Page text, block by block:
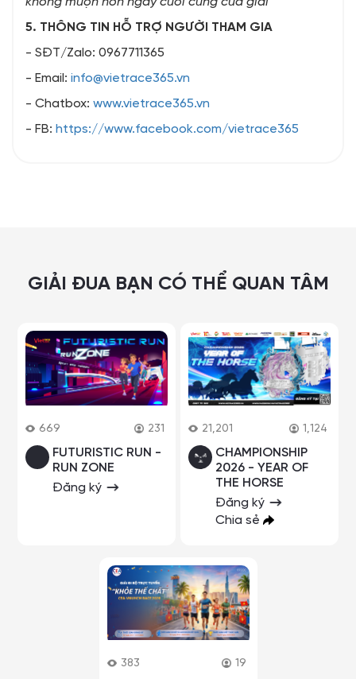
5. THÔNG TIN HỖ TRỢ NGƯỜI THAM GIA
- SĐT/Zalo: 0967711365
- Email: info@vietrace365.vn
- Chatbox: www.vietrace365.vn
- FB: https://www.facebook.com/vietrace365
GIẢI ĐUA BẠN CÓ THỂ QUAN TÂM
669 231
FUTURISTIC RUN -
RUN ZONE
Đăng ký
21,201 1,124
CHAMPIONSHIP
2026 - YEAR OF
THE HORSE
Đăng ký
Chia sẻ
383 19